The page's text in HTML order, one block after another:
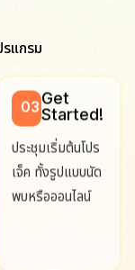
รแกรม
03 Get
Started!
ประชุมเริ่มต้นโปร
เจ็ค ทั้งรูปแบบนัด
พบหรือออนไลน์